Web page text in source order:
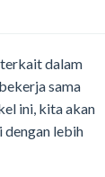
terkait dalam
sama
ini, kita akan
dengan lebih